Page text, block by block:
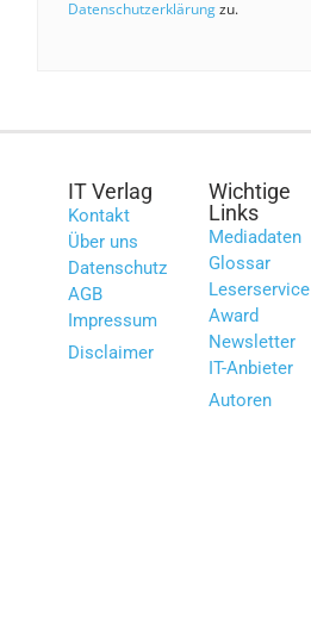
Datenschutzerklärungzu.
IT Verlag
Kontakt
Über uns
Datenschutz
AGB
Impressum
Disclaimer
Wichtige
Links
Mediadaten
Glossar
Leserservice
Award
Newsletter
IT-Anbieter
Autoren